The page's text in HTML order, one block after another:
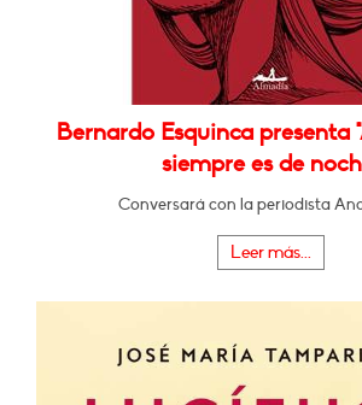
Bernardo Esquinca presenta
siempre es de
Conversará con la periodista
Leer más...